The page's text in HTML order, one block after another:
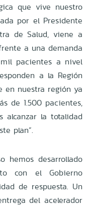
que vive nuestro
por el Presidente
de Salud, viene a
a una demanda
pacientes a nivel
a la Región
en nuestra región ya
de 1.500 pacientes,
alcanzar la totalidad
plan”.
hemos desarrollado
con el Gobierno
de respuesta. Un
del acelerador